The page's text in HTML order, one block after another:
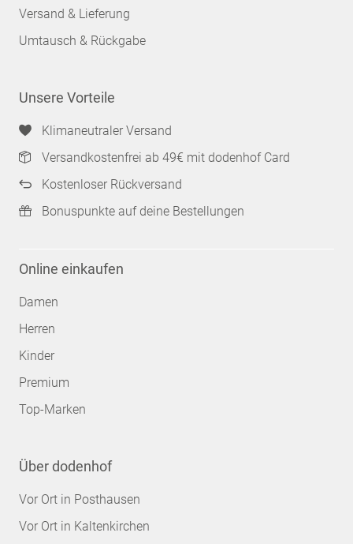
Versand & Lieferung
Umtausch & Rückgabe
Unsere Vorteile
Klimaneutraler Versand
Versandkostenfrei ab 49€ mit dodenhof Card
Kostenloser Rückversand
Bonuspunkte auf deine Bestellungen
Online einkaufen
Damen
Herren
Kinder
Premium
Top-Marken
Über dodenhof
Vor Ort in Posthausen
Vor Ort in Kaltenkirchen